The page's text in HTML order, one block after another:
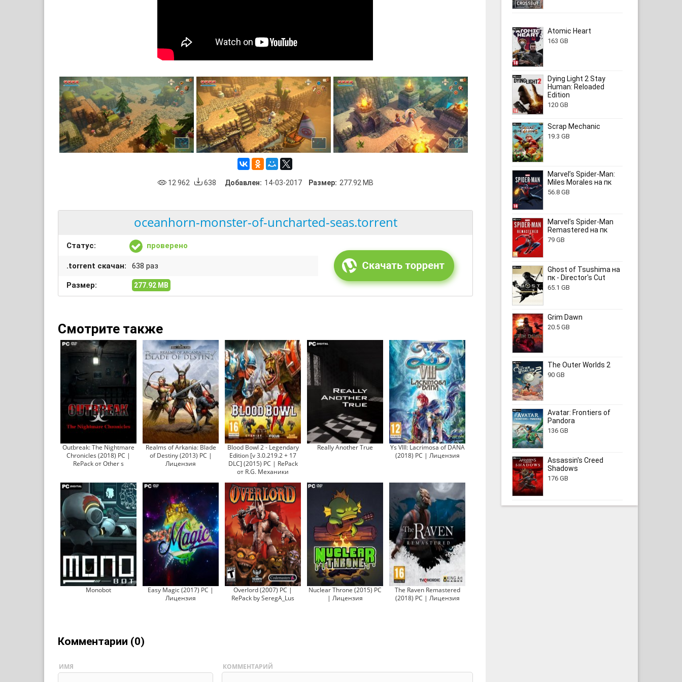
12 962 638 Добавлен: 14-03-2017 Размер: 277.92 MB
oceanhorn-monster-of-uncharted-seas.torrent
Статус: проверено
.torrent скачан: 638 раз
Размер: 277.92 MB
Смотрите также
Outbreak: The Nightmare
Chronicles (2018) PC |
RePack от Other s
Realms of Arkania: Blade
of Destiny (2013) PC |
Лицензия
Blood Bowl 2 - Legendary
Edition [v 3.0.219.2 + 17
DLC] (2015) PC | RePack
от R.G. Механики
Really Another True
Ys VIII: Lacrimosa of DANA
(2018) PC | Лицензия
Monobot
Easy Magic (2017) PC |
Лицензия
Overlord (2007) PC |
RePack by SeregA_Lus
Nuclear Throne (2015) PC
| Лицензия
The Raven Remastered
(2018) PC | Лицензия
Комментарии (0)
ИМЯ КОММЕНТАРИЙ
Atomic Heart
163 GB
Dying Light 2 Stay
Human: Reloaded
Edition
120 GB
Scrap Mechanic
19.3 GB
Marvel’s Spider-Man:
Miles Morales на пк
56.8 GB
Marvel’s Spider-Man
Remastered на пк
79 GB
Ghost of Tsushima на
пк - Director's Cut
65.1 GB
Grim Dawn
20.5 GB
The Outer Worlds 2
90 GB
Avatar: Frontiers of
Pandora
136 GB
Assassin's Creed
Shadows
176 GB